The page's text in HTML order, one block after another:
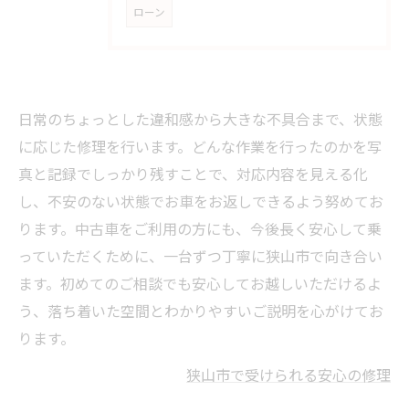
ローン
日常のちょっとした違和感から大きな不具合まで、状態
に応じた修理を行います。どんな作業を行ったのかを写
真と記録でしっかり残すことで、対応内容を見える化
し、不安のない状態でお車をお返しできるよう努めてお
ります。中古車をご利用の方にも、今後長く安心して乗
っていただくために、一台ずつ丁寧に狭山市で向き合い
ます。初めてのご相談でも安心してお越しいただけるよ
う、落ち着いた空間とわかりやすいご説明を心がけてお
ります。
狭山市で受けられる安心の修理